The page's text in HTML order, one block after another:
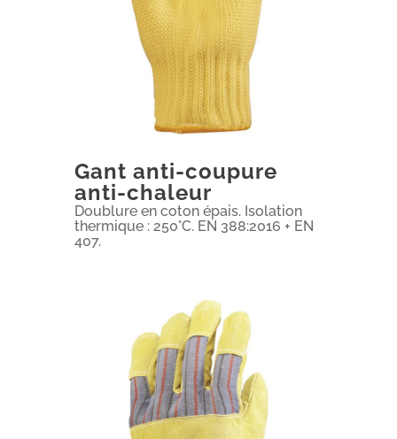
Gant anti-coupure
anti-chaleur
Doublure en coton épais. Isolation
thermique : 250°C. EN 388:2016 + EN
407.